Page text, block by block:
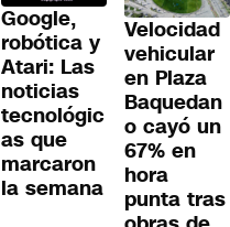
Google,
robótica y
Atari: Las
noticias
tecnológic
as que
marcaron
la semana
Velocidad
vehicular
en Plaza
Baquedan
o cayó un
67% en
hora
punta tras